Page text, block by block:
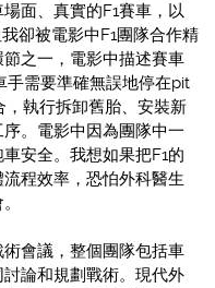
面、真實的F1賽車，以
卻被電影中F1團隊合作精
之一，電影中描述賽車
手需要準確無誤地停在pit
執行拆卸舊胎、安裝新
。電影中因為團隊中一
安全。我想如果把F1的
流程效率，恐怕外科醫生
會議，整個團隊包括車
論和規劃戰術。現代外